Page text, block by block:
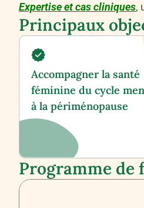
Expertise et cas cliniques,
Principaux
Accompagner la santé
féminine du cycle
à la périménopause
Programme de